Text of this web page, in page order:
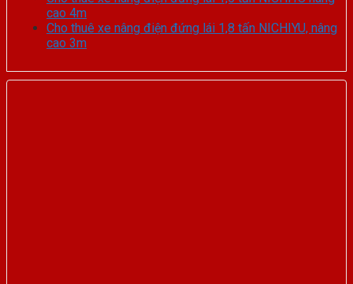
cao 4m
Cho thuê xe nâng điện đứng lái 1,8 tấn NICHIYU, nâng
cao 3m